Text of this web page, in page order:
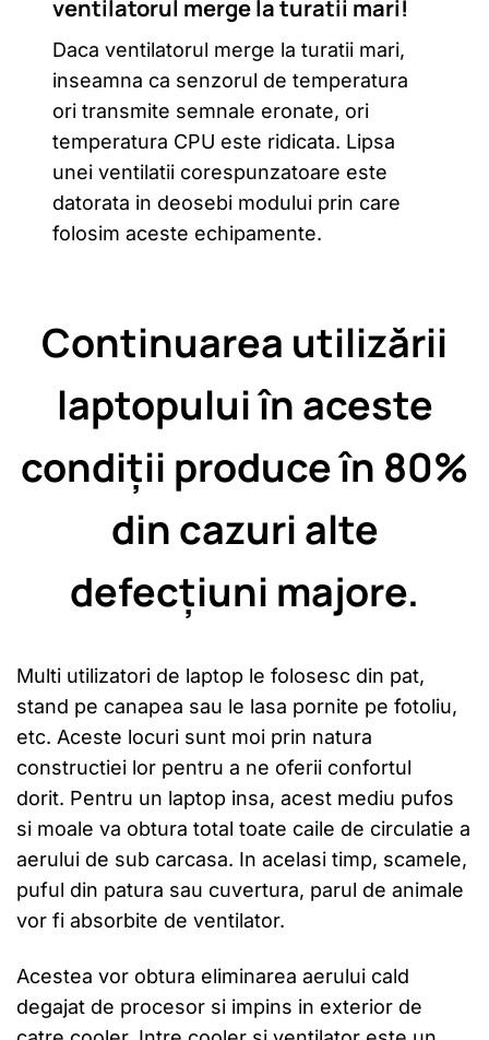
ventilatorul merge la turatii mari!
Daca ventilatorul merge la turatii mari,
inseamna ca senzorul de temperatura
ori transmite semnale eronate, ori
temperatura CPU este ridicata. Lipsa
unei ventilatii corespunzatoare este
datorata in deosebi modului prin care
folosim aceste echipamente.
Continuarea utilizării
laptopului în aceste
condiții produce în 80%
din cazuri alte
defecțiuni majore.
Multi utilizatori de laptop le folosesc din pat,
stand pe canapea sau le lasa pornite pe fotoliu,
etc. Aceste locuri sunt moi prin natura
constructiei lor pentru a ne oferii confortul
dorit. Pentru un laptop insa, acest mediu pufos
si moale va obtura total toate caile de circulatie a
aerului de sub carcasa. In acelasi timp, scamele,
puful din patura sau cuvertura, parul de animale
vor fi absorbite de ventilator.
Acestea vor obtura eliminarea aerului cald
degajat de procesor si impins in exterior de